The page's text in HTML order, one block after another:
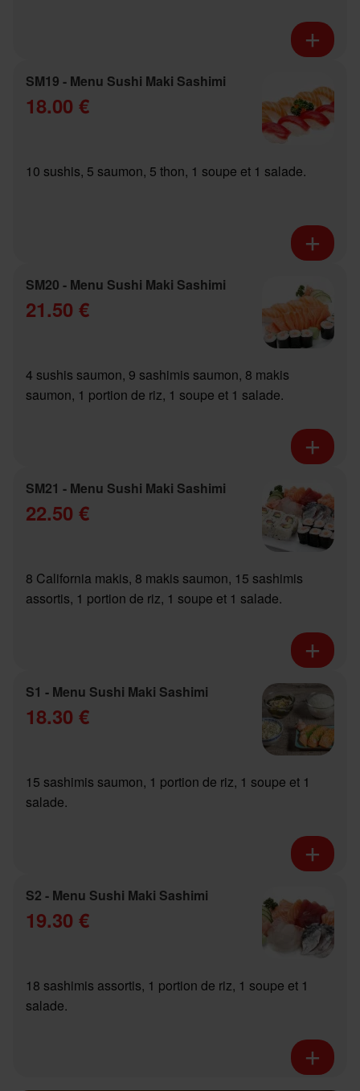
SM19 - Menu Sushi Maki Sashimi
18.00 €
10 sushis, 5 saumon, 5 thon, 1 soupe et 1 salade.
SM20 - Menu Sushi Maki Sashimi
21.50 €
4 sushis saumon, 9 sashimis saumon, 8 makis
saumon, 1 portion de riz, 1 soupe et 1 salade.
SM21 - Menu Sushi Maki Sashimi
22.50 €
8 California makis, 8 makis saumon, 15 sashimis
assortis, 1 portion de riz, 1 soupe et 1 salade.
S1 - Menu Sushi Maki Sashimi
18.30 €
15 sashimis saumon, 1 portion de riz, 1 soupe et 1
salade.
S2 - Menu Sushi Maki Sashimi
19.30 €
18 sashimis assortis, 1 portion de riz, 1 soupe et 1
salade.